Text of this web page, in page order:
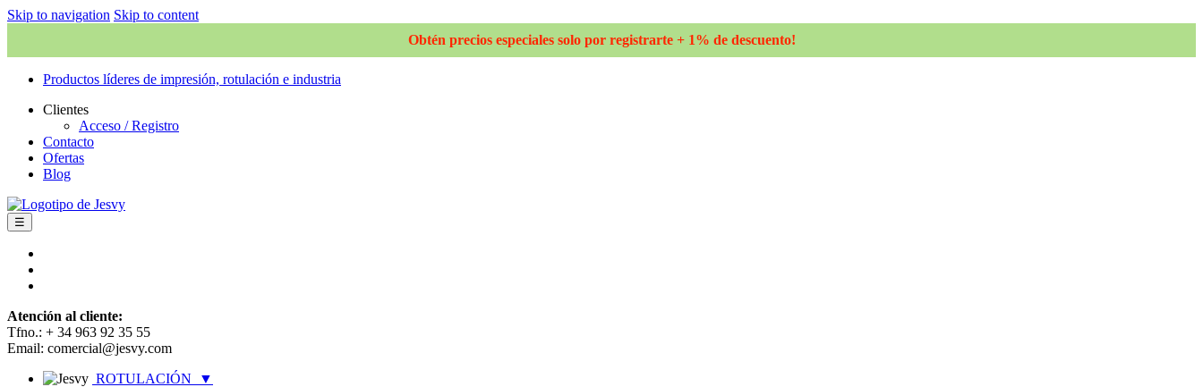
Skip to navigation Skip to content
Obtén precios especiales solo por registrarte + 1% de descuento!
Productos líderes de impresión, rotulación e industria
Clientes
Acceso / Registro
Contacto
Ofertas
Blog
☰
Atención al cliente:
Tfno.: + 34 963 92 35 55
Email: comercial@jesvy.com
ROTULACIÓN
▼